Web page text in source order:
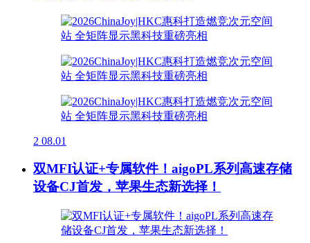
2 08.01
双MFI认证+专属软件！aigoPL系列高速存储
设备CJ首发，苹果生态新选择！